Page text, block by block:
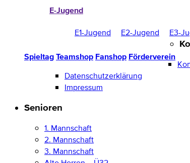
E-Jugend
E1-Jugend E2-Jugend E3-
Spieltag Teamshop Fanshop Förderverein
Datenschutzerklärung
Impressum
Senioren
1. Mannschaft
2. Mannschaft
3. Mannschaft